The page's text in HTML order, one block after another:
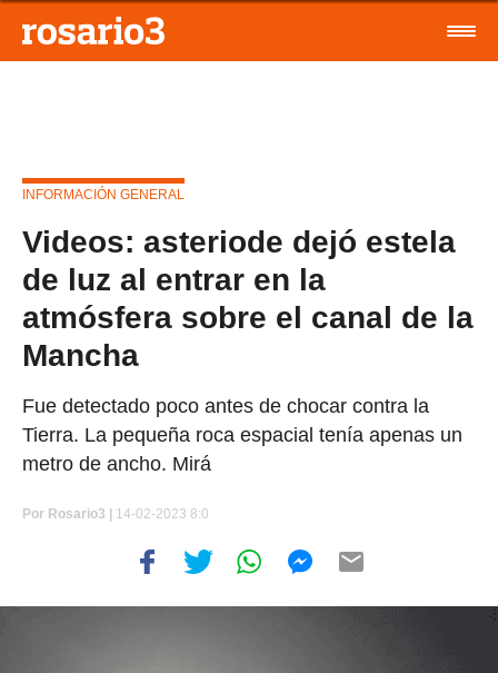
INFORMACIÓN GENERAL
Videos: asteriode dejó estela
de luz al entrar en la
atmósfera sobre el canal de la
Mancha
Fue detectado poco antes de chocar contra la
Tierra. La pequeña roca espacial tenía apenas un
metro de ancho. Mirá
Por Rosario3 | 14-02-2023 8:0